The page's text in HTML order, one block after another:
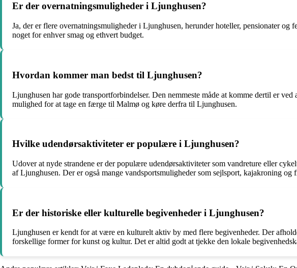
Er der overnatningsmuligheder i Ljunghusen?
Ja, der er flere overnatningsmuligheder i Ljunghusen, herunder hoteller, pensionater
noget for enhver smag og ethvert budget.
Hvordan kommer man bedst til Ljunghusen?
Ljunghusen har gode transportforbindelser. Den nemmeste måde at komme dertil er
mulighed for at tage en færge til Malmø og køre derfra til Ljunghusen.
Hvilke udendørsaktiviteter er populære i Ljunghusen?
Udover at nyde strandene er der populære udendørsaktiviteter som vandreture eller
af Ljunghusen. Der er også mange vandsportsmuligheder som sejlsport, kajakroning og
Er der historiske eller kulturelle begivenheder i Ljunghusen?
Ljunghusen er kendt for at være en kulturelt aktiv by med flere begivenheder. Der
forskellige former for kunst og kultur. Det er altid godt at tjekke den lokale